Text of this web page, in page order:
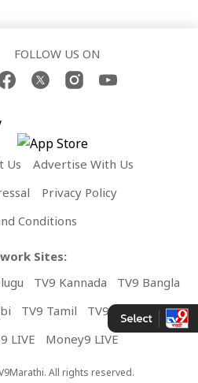
FOLLOW US ON
Us
Advertise With Us
Privacy Policy
Conditions
Sites:
TV9 Kannada
TV9 Bangla
TV9 Tamil
TV9 Malayalam
LIVE Money9 LIVE
All rights reserved.